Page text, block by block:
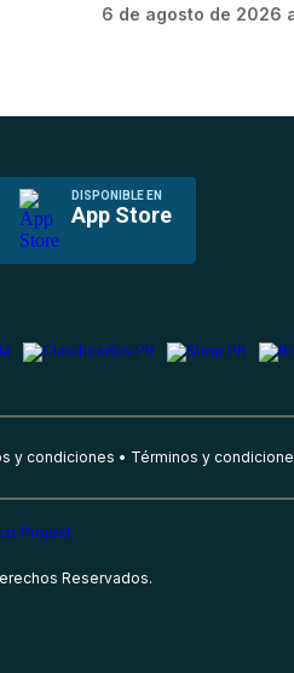
6 de agosto de 2026
DISPONIBLE EN
App Store
y condiciones Términos y
Reservados.